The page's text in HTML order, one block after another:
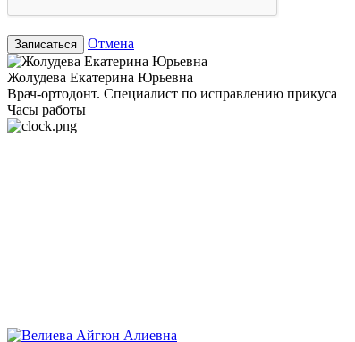
Записаться Отмена
Жолудева Екатерина Юрьевна
Врач-ортодонт. Специалист по исправлению прикуса
Часы работы